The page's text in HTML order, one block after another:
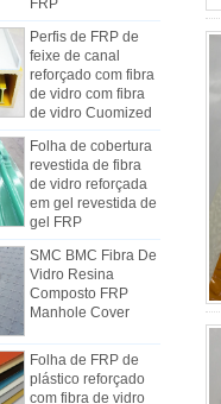
Perfis de FRP de
feixe de canal
reforçado com fibra
de vidro com fibra
de vidro Cuomized
Folha de cobertura
revestida de fibra
de vidro reforçada
em gel revestida de
gel FRP
SMC BMC Fibra De
Vidro Resina
Composto FRP
Manhole Cover
plástico reforçado
com fibra de vidro
lisa gelada
os painéis de
refrigerados
custo, instalação
os painéis do furgão
foram gradualmente
compostos de FRP.
compostos de FRP são
de FRP e usados